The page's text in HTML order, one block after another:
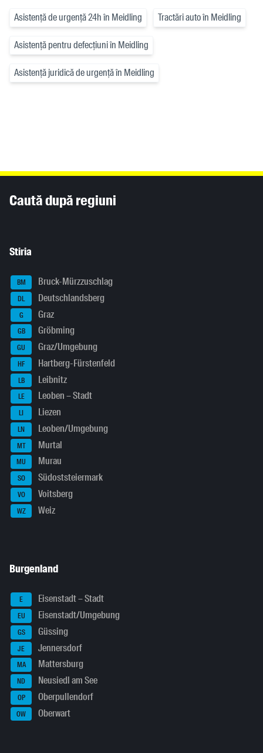
Asistență de urgență 24h în Meidling Tractări auto în Meidling
Asistență pentru defecțiuni în Meidling
Asistență juridică de urgență în Meidling
Caută după regiuni
Stiria
BM Bruck-Mürzzuschlag
DL Deutschlandsberg
G Graz
GB Gröbming
GU Graz/Umgebung
HF Hartberg-Fürstenfeld
LB Leibnitz
LE Leoben – Stadt
LI Liezen
LN Leoben/Umgebung
MT Murtal
MU Murau
SO Südoststeiermark
VO Voitsberg
WZ Weiz
Burgenland
E Eisenstadt – Stadt
EU Eisenstadt/Umgebung
GS Güssing
JE Jennersdorf
MA Mattersburg
ND Neusiedl am See
OP Oberpullendorf
OW Oberwart